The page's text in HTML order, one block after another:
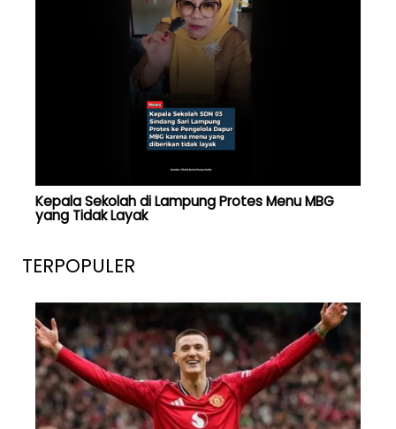
Kepala Sekolah di Lampung Protes Menu MBG
yang Tidak Layak
TERPOPULER